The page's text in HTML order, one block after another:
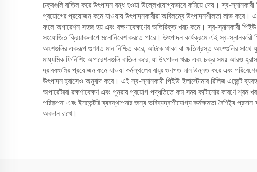
চক্রগুলি বাতিল করে উৎপাদন বন্ধ হওয়া উল্লেখযোগ্যভাবে কমিয়ে দেয়। স্ব-স্নানকারী
প্রয়োগের প্রয়োজন কমে যাওয়ায় উৎপাদনকারীরা অবিলম্বে উৎপাদনশীলতা লাভ করে।
ফলে অপারেশন সহজ হয় এবং রক্ষণাবেক্ষণের অতিরিক্ত খরচ কমে। স্ব-স্নানকারী পিইউ
সংযোজিত ক্রিয়াকলাপে মনোনিবেশ করতে পারে। উৎপাদন কার্যক্রমে এই স্ব-
অংশগুলির একরূপ গুণগত মান নিশ্চিত করে, আটকে থাকা বা ক্ষতিগ্রস্ত অংশগুলির সাথে
মাধ্যমিক ফিনিশিং অপারেশনগুলি বাতিল করে, যা উৎপাদন খরচ এবং চক্র সময় আরও
দ্রাবকগুলির প্রয়োজন কমে যাওয়া কর্মস্থলের বায়ুর গুণগত মান উন্নত করে এবং
উৎপাদন হ্রাসেও অনুবাদ করে। এই স্ব-স্নানকারী পিইউ ইলাস্টোমার রিলিজ এজেন্ট
অপারেটররা রক্ষণাবেক্ষণ এবং পুনরায় প্রয়োগ পদ্ধতিতে কম সময় কাটানোর কারণে
পরিকল্পনা এবং ইনভেন্টরি ব্যবস্থাপনার জন্য ভবিষ্যদ্বাণীযোগ্য কর্মক্ষমতা বৈশিষ্ট্য
অবদান রাখে।